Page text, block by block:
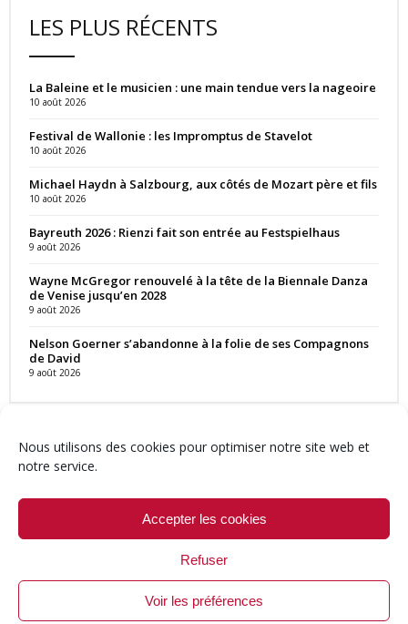
Nous utilisons des cookies pour optimiser notre site web et
notre service.
Accepter les cookies
Refuser
Voir les préférences
LES PLUS RÉCENTS
La Baleine et le musicien : une main tendue vers la nageoire
10 août 2026
Festival de Wallonie : les Impromptus de Stavelot
10 août 2026
Michael Haydn à Salzbourg, aux côtés de Mozart père et fils
10 août 2026
Bayreuth 2026 : Rienzi fait son entrée au Festspielhaus
9 août 2026
Wayne McGregor renouvelé à la tête de la Biennale Danza
de Venise jusqu’en 2028
9 août 2026
Nelson Goerner s’abandonne à la folie de ses Compagnons
de David
9 août 2026